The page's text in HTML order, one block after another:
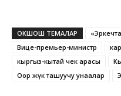
ОКШОШ ТЕМАЛАР
Вице-премьер-министр
кыргыз-кытай чек арасы
Оор жүк ташуучу унаалар